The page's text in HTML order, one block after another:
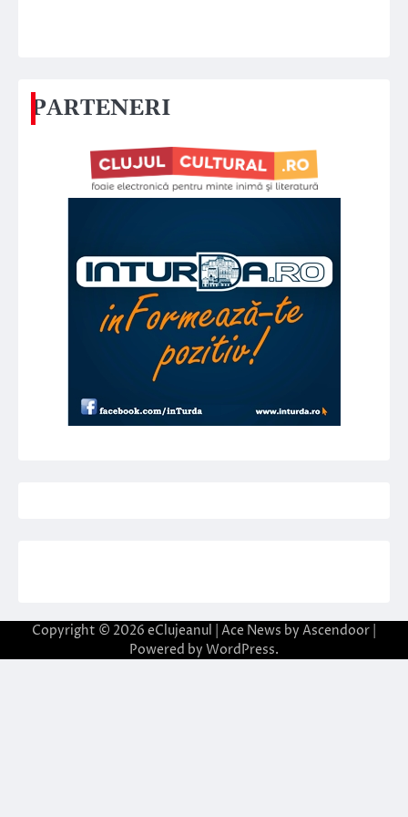
PARTENERI
Copyright © 2026 eClujeanul | Ace News by Ascendoor
Powered by WordPress.